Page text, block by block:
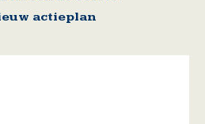
actieplan